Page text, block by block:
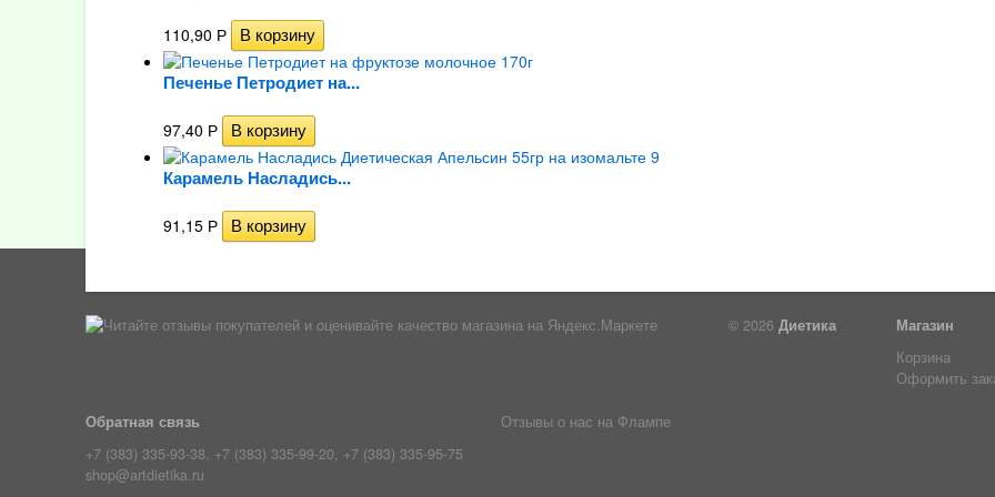
110,90 Р
Печенье Петродиет на...
97,40 Р
Карамель Насладись...
91,15 Р
© 2026 Диетика
Магазин
Корзина
Оформить
Обратная связь
+7 (383) 335-93-38, +7 (383) 335-99-20, +7 (383) 335-95-75
shop@artdietika.ru
Отзывы о нас на Флампе